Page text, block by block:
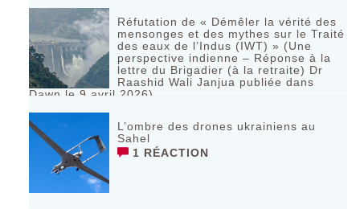
Réfutation de « Démêler la vérité des
mensonges et des mythes sur le Traité
des eaux de l’Indus (IWT) » (Une
perspective indienne – Réponse à la
lettre du Brigadier (à la retraite) Dr
Raashid Wali Janjua publiée dans
Dawn le 9 avril 2026)
L’ombre des drones ukrainiens au
Sahel
1 RÉACTION